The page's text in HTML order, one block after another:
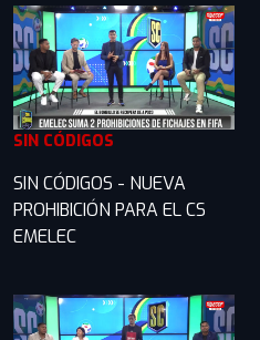
SIN CÓDIGOS
SIN CÓDIGOS - NUEVA
PROHIBICIÓN PARA EL CS
EMELEC